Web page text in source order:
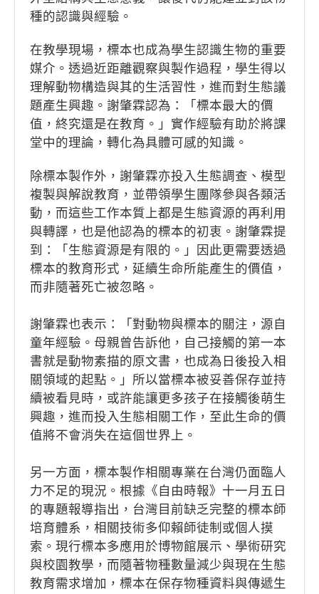
種的認識與經驗。
在教學現場，標本也成為學生認識生物的重要
媒介。透過近距離觀察與製作過程，學生得以
理解動物構造與其的生活習性，進而對生態議
題產生興趣。謝肇霖認為：「標本最大的價
值，終究還是在教育。」實作經驗有助於將課
堂中的理論，轉化為具體可感的知識。
除標本製作外，謝肇霖亦投入生態調查、模型
複製與解說教育，並帶領學生團隊參與各類活
動，而這些工作本質上都是生態資源的再利用
與轉譯，也是他認為的標本的初衷。謝肇霖提
到：「生態資源是有限的。」因此更需要透過
標本的教育形式，延續生命所能產生的價值，
而非隨著死亡被忽略。
謝肇霖也表示：「對動物與標本的關注，源自
童年經驗。母親曾告訴他，自己接觸的第一本
書就是動物素描的原文書，也成為日後投入相
關領域的起點。」所以當標本被妥善保存並持
續被看見時，或許能讓更多孩子在接觸後萌生
興趣，進而投入生態相關工作，至此生命的價
值將不會消失在這個世界上。
另一方面，標本製作相關專業在台灣仍面臨人
力不足的現況。根據《自由時報》十一月五日
的專題報導指出，台灣目前缺乏完整的標本師
培育體系，相關技術多仰賴師徒制或個人摸
索。現行標本多應用於博物館展示、學術研究
與校園教學，而隨著物種數量減少與現在生態
教育需求增加，標本在保存物種資料與傳遞生